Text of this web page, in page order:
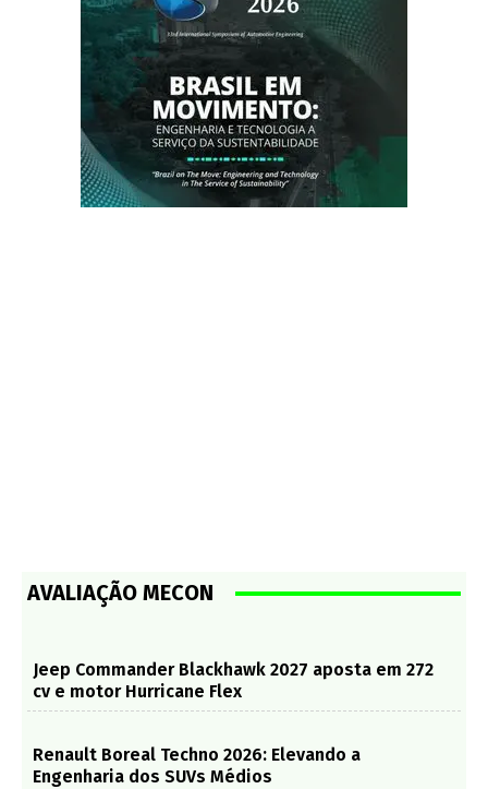
AVALIAÇÃO MECON
Jeep Commander Blackhawk 2027 aposta em 272
cv e motor Hurricane Flex
Renault Boreal Techno 2026: Elevando a
Engenharia dos SUVs Médios